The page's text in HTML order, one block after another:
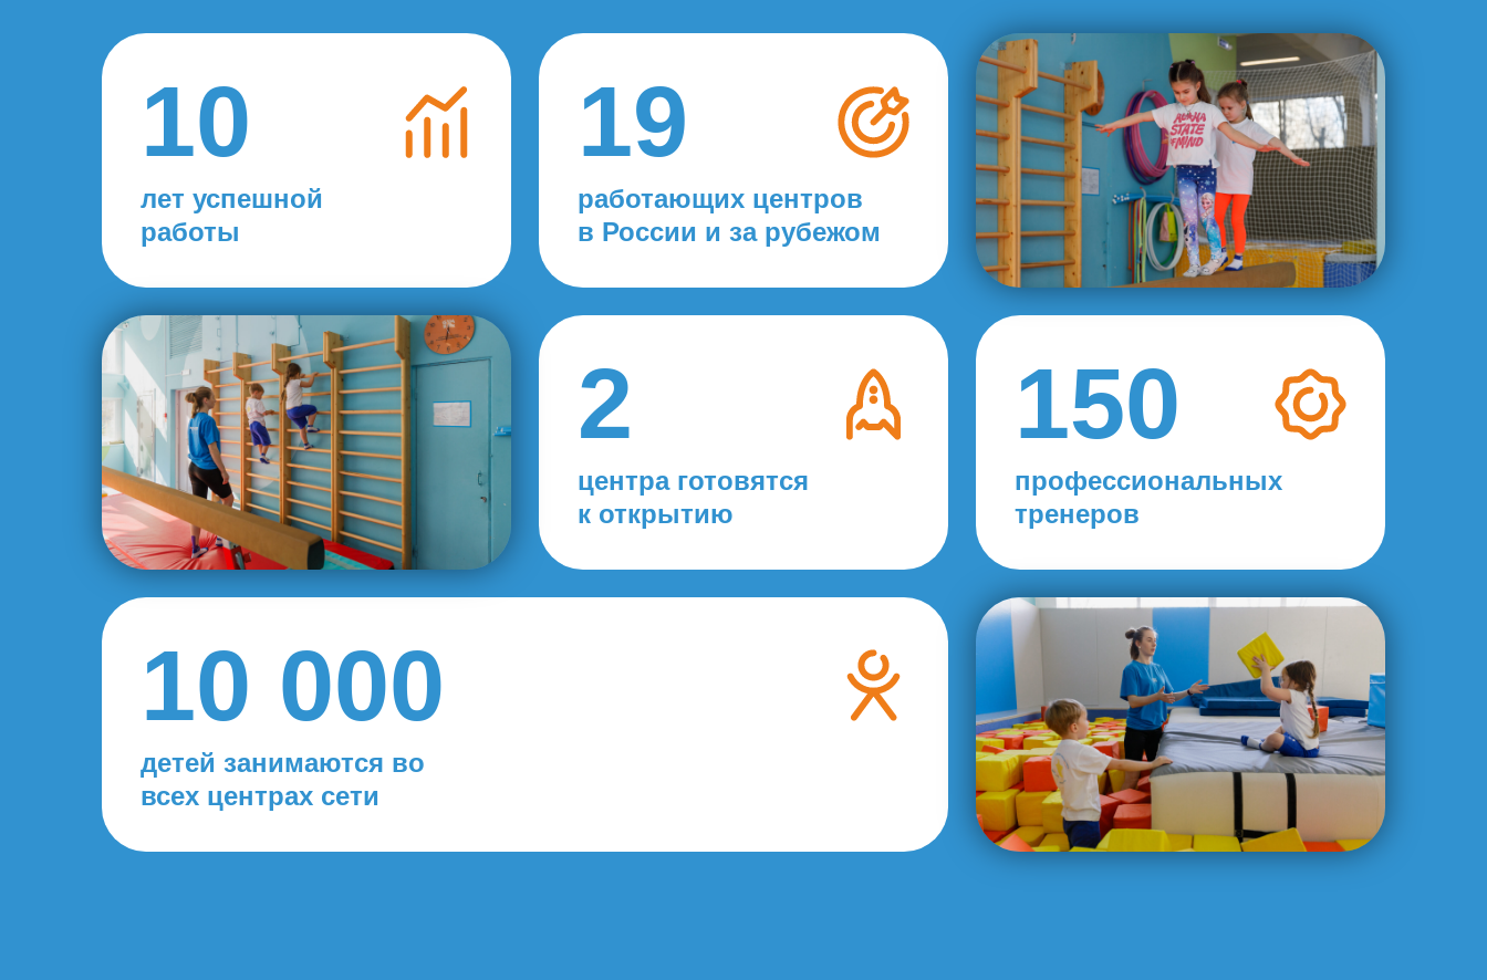
10
лет успешной
работы
19
работающих центров
в России и за рубежом
2
центра готовятся
к открытию
150
профессиональных
тренеров
10 000
детей занимаются во
всех центрах сети